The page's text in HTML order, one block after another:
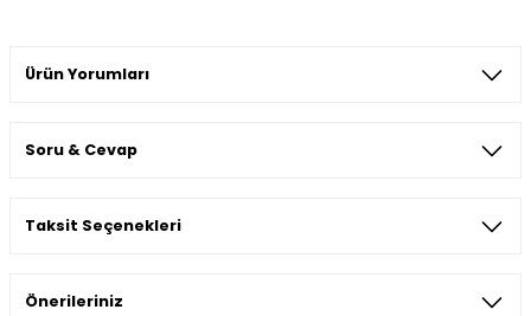
Ürün Yorumları
Soru & Cevap
Taksit Seçenekleri
Önerileriniz